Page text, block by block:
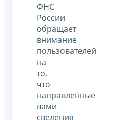
ФНС
России
обращает
внимание
пользователей
на
то,
что
направленные
вами
сведения